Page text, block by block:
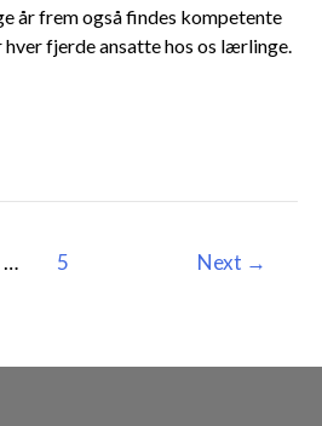
år frem også findes kompetente
fjerde ansatte hos os lærlinge.
… 5 Next →